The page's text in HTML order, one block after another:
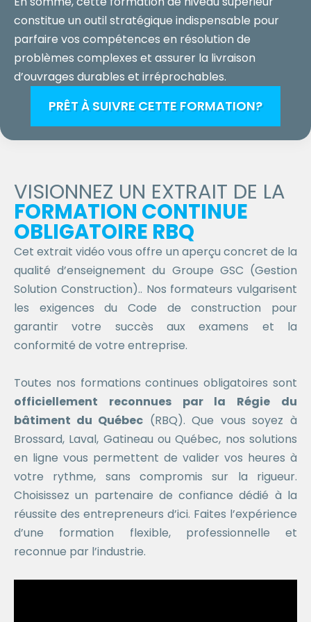
constitue un outil stratégique indispensable pour
parfaire vos compétences en résolution de
problèmes complexes et assurer la livraison
d’ouvrages durables et irréprochables.
PRÊT À SUIVRE CETTE FORMATION?
VISIONNEZ UN EXTRAIT DE LA
FORMATION CONTINUE
OBLIGATOIRE RBQ
Cet extrait vidéo vous offre un aperçu concret de la
qualité d’enseignement du Groupe GSC (Gestion
Solution Construction).. Nos formateurs vulgarisent
les exigences du Code de construction pour
garantir votre succès aux examens et la
conformité de votre entreprise.
Toutes nos formations continues obligatoires sont
officiellement reconnues par la Régie du
bâtiment du Québec (RBQ). Que vous soyez à
Brossard, Laval, Gatineau ou Québec, nos solutions
en ligne vous permettent de valider vos heures à
votre rythme, sans compromis sur la rigueur.
Choisissez un partenaire de confiance dédié à la
réussite des entrepreneurs d’ici. Faites l’expérience
d’une formation flexible, professionnelle et
reconnue par l’industrie.